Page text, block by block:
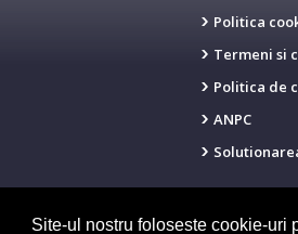
Site-ul nostru foloseste cookie-uri
Politica
Termeni si
Politica de
ANPC